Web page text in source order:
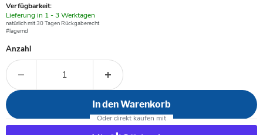
Verfügbarkeit:
Verfügbar
-
Lieferung in 1 - 3 Werktagen
natürlich mit 30 Tagen Rückgaberecht
#lagernd
Anzahl
In den Warenkorb